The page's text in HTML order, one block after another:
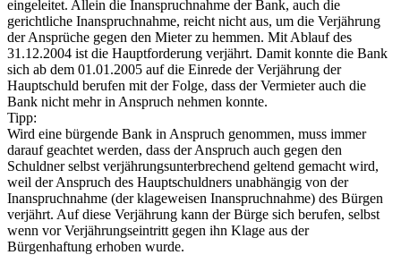
eingeleitet. Allein die Inanspruchnahme der Bank, auch die
gerichtliche Inanspruchnahme, reicht nicht aus, um die Verjährung
der Ansprüche gegen den Mieter zu hemmen. Mit Ablauf des
31.12.2004 ist die Hauptforderung verjährt. Damit konnte die Bank
sich ab dem 01.01.2005 auf die Einrede der Verjährung der
Hauptschuld berufen mit der Folge, dass der Vermieter auch die
Bank nicht mehr in Anspruch nehmen konnte.
Tipp:
Wird eine bürgende Bank in Anspruch genommen, muss immer
darauf geachtet werden, dass der Anspruch auch gegen den
Schuldner selbst verjährungsunterbrechend geltend gemacht wird,
weil der Anspruch des Hauptschuldners unabhängig von der
Inanspruchnahme (der klageweisen Inanspruchnahme) des Bürgen
verjährt. Auf diese Verjährung kann der Bürge sich berufen, selbst
wenn vor Verjährungseintritt gegen ihn Klage aus der
Bürgenhaftung erhoben wurde.